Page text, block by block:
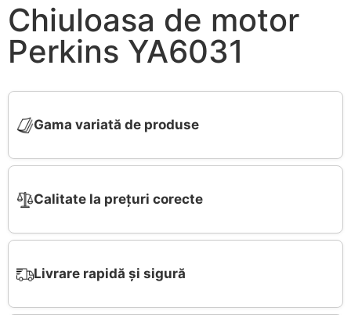
Chiuloasa de motor
Perkins YA6031
Gama variată de produse
Calitate la prețuri corecte
Livrare rapidă și sigură